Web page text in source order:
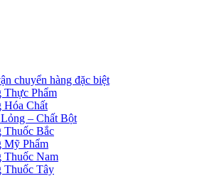
chuyển hàng đặc biệt
Thực Phẩm
Hóa Chất
– Chất Bột
Thuốc Bắc
Mỹ Phẩm
Thuốc Nam
Thuốc Tây